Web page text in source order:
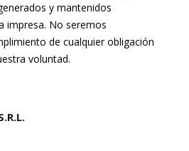
y mantenidos
impresa. No seremos
de cualquier obligación
voluntad.